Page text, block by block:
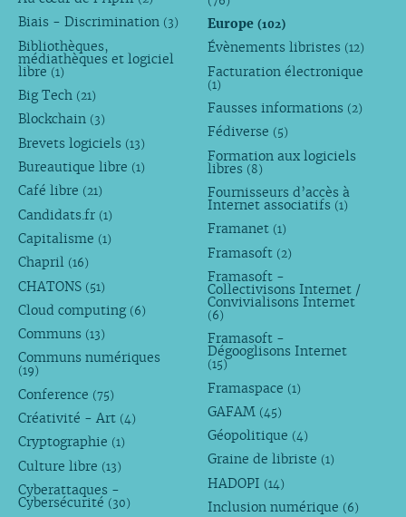
Biais - Discrimination (3)
Bibliothèques,
médiathèques et logiciel
libre (1)
Big Tech (21)
Blockchain (3)
Brevets logiciels (13)
Bureautique libre (1)
Café libre (21)
Candidats.fr (1)
Capitalisme (1)
Chapril (16)
CHATONS (51)
Cloud computing (6)
Communs (13)
Communs numériques
(19)
Conference (75)
Créativité - Art (4)
Cryptographie (1)
Culture libre (13)
Cyberattaques -
Cybersécurité (30)
Europe(102)
Évènements libristes (12)
Facturation électronique
(1)
Fausses informations (2)
Fédiverse (5)
Formation aux logiciels
libres (8)
Fournisseurs d’accès à
Internet associatifs (1)
Framanet (1)
Framasoft (2)
Framasoft -
Collectivisons Internet /
Convivialisons Internet
(6)
Framasoft -
Dégooglisons Internet
(15)
Framaspace (1)
GAFAM (45)
Géopolitique (4)
Graine de libriste (1)
HADOPI (14)
Inclusion numérique (6)